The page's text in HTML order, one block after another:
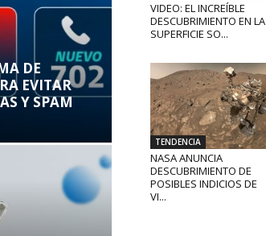
DE
EVITAR
Y SPAM
VIDEO: EL INCREÍBLE
DESCUBRIMIENTO EN LA
SUPERFICIE SO...
TENDENCIA
NASA ANUNCIA
DESCUBRIMIENTO DE
POSIBLES INDICIOS DE
VI...